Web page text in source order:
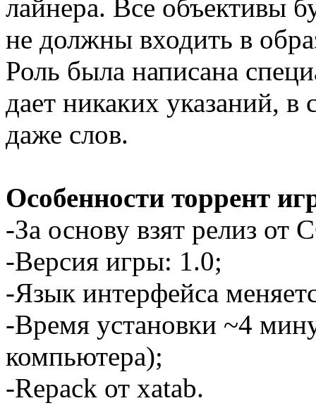
лайнера. Все объективы
не должны входить в
Роль была написана
дает никаких указаний,
даже слов.
Особенности торрент
-За основу взят релиз от
-Версия игры: 1.0;
-Язык интерфейса
-Время установки ~4
компьютера);
-Repack от xatab.